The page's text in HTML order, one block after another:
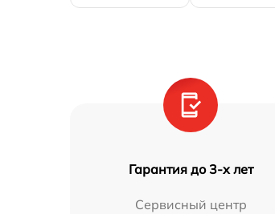
Гарантия до 3-х лет
Сервисный центр